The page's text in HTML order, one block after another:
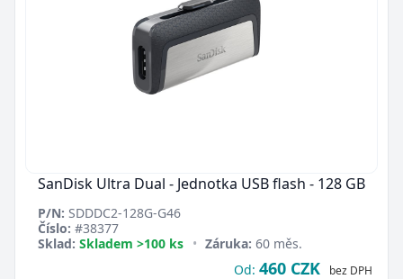
SanDisk Ultra Dual - Jednotka USB flash - 128 GB
P/N: SDDDC2-128G-G46
Číslo: #38377
Sklad: Skladem >100 ks • Záruka: 60 měs.
Od: 460 CZK bez DPH